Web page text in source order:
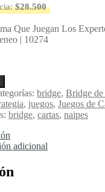
$28.500
Que Juegan Los
| 10274
bridge, Bridge
, juegos, Juegos de
bridge, cartas, naipes
adicional